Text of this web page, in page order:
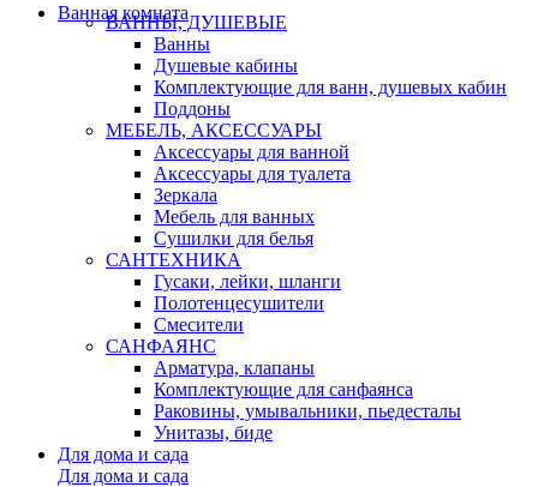
Ванная комната
ВАННЫ, ДУШЕВЫЕ
Ванны
Душевые кабины
Комплектующие для ванн, душевых кабин
Поддоны
МЕБЕЛЬ, АКСЕССУАРЫ
Аксессуары для ванной
Аксессуары для туалета
Зеркала
Мебель для ванных
Сушилки для белья
САНТЕХНИКА
Гусаки, лейки, шланги
Полотенцесушители
Смесители
САНФАЯНС
Арматура, клапаны
Комплектующие для санфаянса
Раковины, умывальники, пьедесталы
Унитазы, биде
Для дома и сада
Для дома и сада